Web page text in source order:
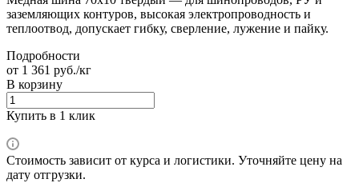
заземляющих контуров, высокая электропроводность и
теплоотвод, допускает гибку, сверление, лужение и пайку.
Подробности
от 1 361 руб./кг
В корзину
Купить в 1 клик
Стоимость зависит от курса и логистики. Уточняйте цену на
дату отгрузки.